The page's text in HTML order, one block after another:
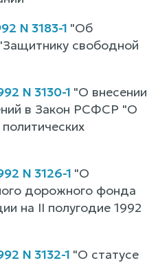
N 3183-1 "Об
свободной
N 3130-1 "О внесении
в Закон РСФСР "О
N 3126-1 "О
дорожного фонда
на II полугодие 1992
N 3132-1 "О статусе